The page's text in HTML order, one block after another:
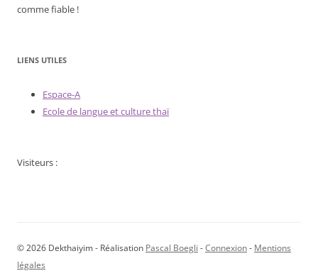
comme fiable !
LIENS UTILES
Espace-A
Ecole de langue et culture thaï
Visiteurs :
© 2026 Dekthaiyim - Réalisation Pascal Boegli -Connexion- Mentions
légales